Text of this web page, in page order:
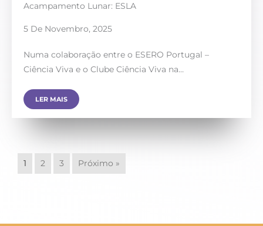
Acampamento Lunar: ESLA
5 De Novembro, 2025
Numa colaboração entre o ESERO Portugal –
Ciência Viva e o Clube Ciência Viva na…
LER MAIS
1 2 3 Próximo »